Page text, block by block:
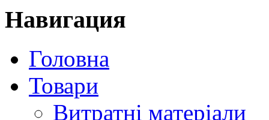
Навигация
Головна
Товари
Витратні матеріали